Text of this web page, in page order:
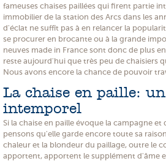
fameuses chaises paillées qui firent partie
immobilier de la station des Arcs dans les
d'éclat ne suffît pas à en relancer la
se procurer en brocante ou à la grande
neuves made in France sont donc de plus
reste aujourd'hui que très peu de chaisiers
Nous avons encore la chance de pouvoir
La chaise en paille:
intemporel
Si la chaise en paille évoque la campagne
pensons qu'elle garde encore toute sa
chaleur et la blondeur du paillage, outre le
apportent, apportent le supplément d'âme